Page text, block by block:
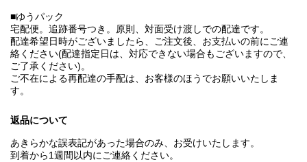
■ゆうパック
宅配便。追跡番号つき。原則、対面受け渡しでの配達です。
配達希望日時がございましたら、ご注文後、お支払いの前にご連
絡ください(配達指定日は、対応できない場合もございますので、
ご了承ください)。
ご不在による再配達の手配は、お客様のほうでお願いいたしま
す。
返品について
あきらかな誤表記があった場合のみ、お受けいたします。
到着から1週間以内にご連絡ください。